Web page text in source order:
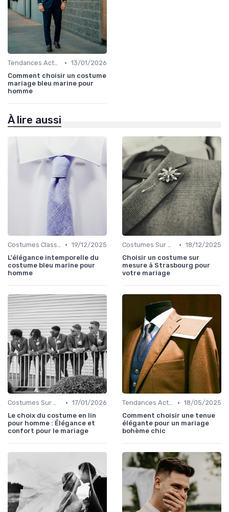
Tendances Actuelles • 13/01/2026
Comment choisir un costume
mariage bleu marine pour
homme
À lire aussi
Costumes Classiques • 19/12/2025
L'élégance intemporelle du
costume bleu marine pour
homme
Costumes Sur Mesure • 18/12/2025
Choisir un costume sur
mesure à Strasbourg pour
votre mariage
Costumes Sur Mesure • 17/01/2026
Le choix du costume en lin
pour homme : Élégance et
confort pour le mariage
Tendances Actuelles • 18/05/2025
Comment choisir une tenue
élégante pour un mariage
bohème chic